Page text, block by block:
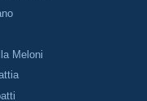
Meloni